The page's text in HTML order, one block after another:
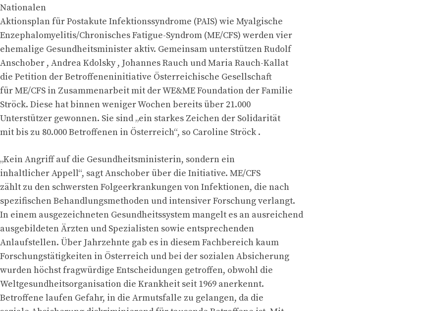
Nationalen
Aktionsplan für Postakute Infektionssyndrome (PAIS) wie Myalgische
Enzephalomyelitis/Chronisches Fatigue-Syndrom (ME/CFS) werden vier
ehemalige Gesundheitsminister aktiv. Gemeinsam unterstützen Rudolf
Anschober , Andrea Kdolsky , Johannes Rauch und Maria Rauch-Kallat
die Petition der Betroffeneninitiative Österreichische Gesellschaft
für ME/CFS in Zusammenarbeit mit der WE&ME Foundation der Familie
Ströck. Diese hat binnen weniger Wochen bereits über 21.000
Unterstützer gewonnen. Sie sind „ein starkes Zeichen der Solidarität
mit bis zu 80.000 Betroffenen in Österreich“, so Caroline Ströck .
„Kein Angriff auf die Gesundheitsministerin, sondern ein
inhaltlicher Appell“, sagt Anschober über die Initiative. ME/CFS
zählt zu den schwersten Folgeerkrankungen von Infektionen, die nach
spezifischen Behandlungsmethoden und intensiver Forschung verlangt.
In einem ausgezeichneten Gesundheitssystem mangelt es an ausreichend
ausgebildeten Ärzten und Spezialisten sowie entsprechenden
Anlaufstellen. Über Jahrzehnte gab es in diesem Fachbereich kaum
Forschungstätigkeiten in Österreich und bei der sozialen Absicherung
wurden höchst fragwürdige Entscheidungen getroffen, obwohl die
Weltgesundheitsorganisation die Krankheit seit 1969 anerkennt.
Betroffene laufen Gefahr, in die Armutsfalle zu gelangen, da die